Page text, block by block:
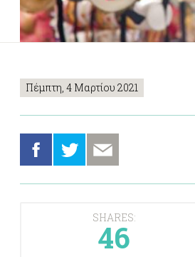
Πέμπτη, 4 Μαρτίου 2021
SHARES:
46